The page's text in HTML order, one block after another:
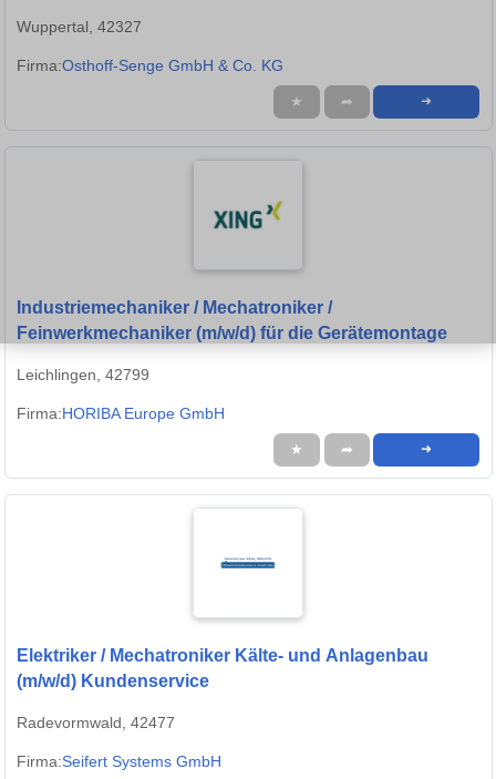
Wuppertal, 42327
Firma:Osthoff-Senge GmbH & Co. KG
★ ➦ ➜
Industriemechaniker / Mechatroniker /
Feinwerkmechaniker (m/w/d) für die Gerätemontage
Leichlingen, 42799
Firma:HORIBA Europe GmbH
★ ➦ ➜
Elektriker / Mechatroniker Kälte- und Anlagenbau
(m/w/d) Kundenservice
Radevormwald, 42477
Firma:Seifert Systems GmbH